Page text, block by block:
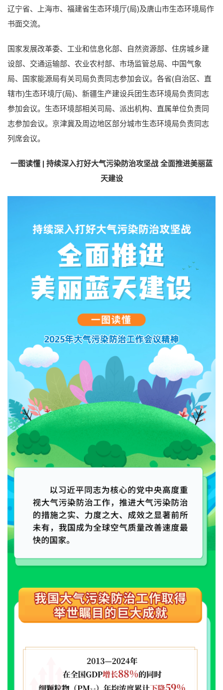
辽宁省、上海市、福建省生态环境厅(局)及唐山市生态环境局作
书面交流。
国家发展改革委、工业和信息化部、自然资源部、住房城乡建
设部、交通运输部、农业农村部、市场监管总局、中国气象
局、国家能源局有关司局负责同志参加会议。各省(自治区、直
辖市)生态环境厅(局)、新疆生产建设兵团生态环境局负责同志
参加会议。生态环境部相关司局、派出机构、直属单位负责同
志参加会议。京津冀及周边地区部分城市生态环境局负责同志
列席会议。
一图读懂 | 持续深入打好大气污染防治攻坚战 全面推进美丽蓝
天建设